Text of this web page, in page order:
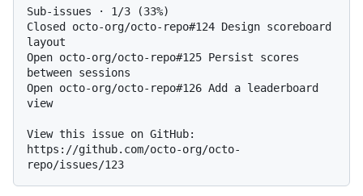
Sub-issues · 1/3 (33%)
Closed octo-org/octo-repo#124 Design scoreboard
layout
Open octo-org/octo-repo#125 Persist scores
between sessions
Open octo-org/octo-repo#126 Add a leaderboard
view
View this issue on GitHub:
https://github.com/octo-org/octo-